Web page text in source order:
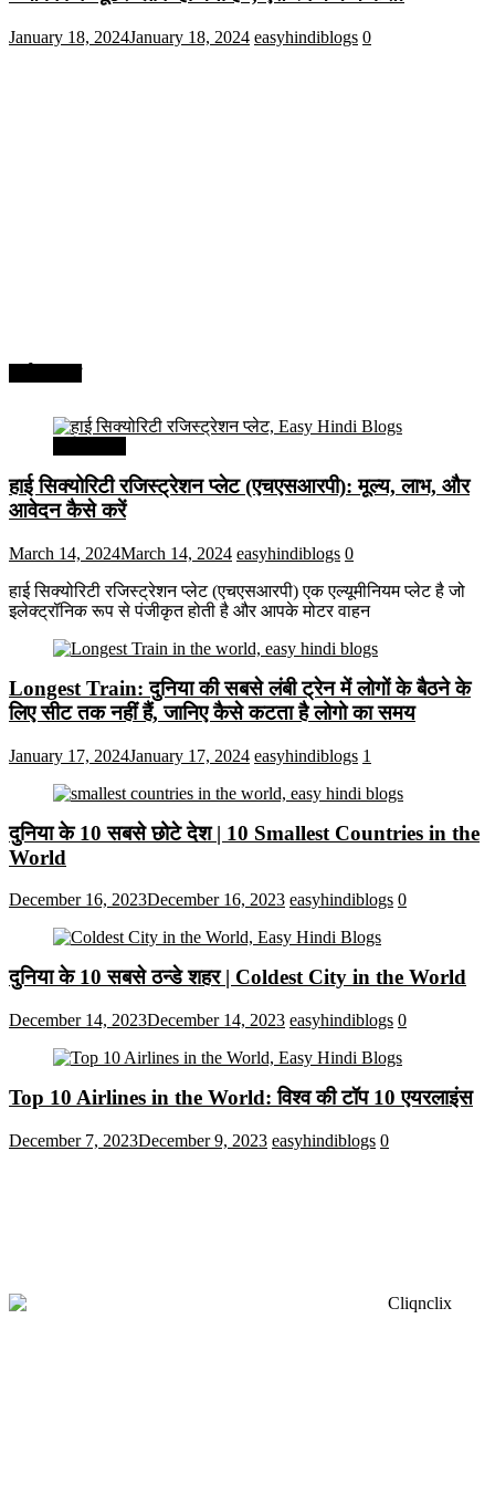
January 18, 2024January 18, 2024 easyhindiblogs 0
हाई सिक्योरिटी रजिस्ट्रेशन प्लेट (एचएसआरपी): मूल्य, लाभ, और
आवेदन कैसे करें
March 14, 2024March 14, 2024 easyhindiblogs 0
हाई सिक्योरिटी रजिस्ट्रेशन प्लेट (एचएसआरपी) एक एल्यूमीनियम प्लेट है जो
इलेक्ट्रॉनिक रूप से पंजीकृत होती है और आपके मोटर वाहन
Longest Train: दुनिया की सबसे लंबी ट्रेन में लोगों के बैठने के
लिए सीट तक ​​नहीं हैं, जानिए कैसे कटता है लोगो का समय
January 17, 2024January 17, 2024 easyhindiblogs 1
दुनिया के 10 सबसे छोटे देश | 10 Smallest Countries in the
World
December 16, 2023December 16, 2023 easyhindiblogs 0
दुनिया के 10 सबसे ठन्डे शहर | Coldest City in the World
December 14, 2023December 14, 2023 easyhindiblogs 0
Top 10 Airlines in the World: विश्व की टॉप 10 एयरलाइंस
December 7, 2023December 9, 2023 easyhindiblogs 0